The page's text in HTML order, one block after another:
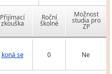
Přijímací
zkouška
Roční
školné
Možnost
studia pro
ZP
koná se 0 Ne